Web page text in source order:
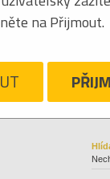
na Přijmout.